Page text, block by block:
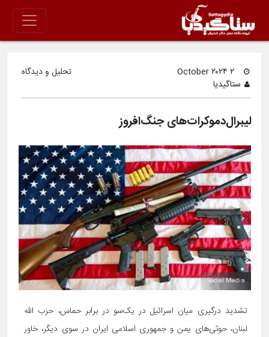
۲ October ۲۰۲۴
ستاگیدیا
تحلیل و دیدگاه
لیبرال‌‌دموکرات‌های جنگ‌افروز
Social Media
تشدید درگیری میان اسرائیل در یک‌سو در برابر حماس، حزب الله
لبنان، حوثی‌های یمن و جمهوری اسلامی ایران در سوی دیگر، خاور